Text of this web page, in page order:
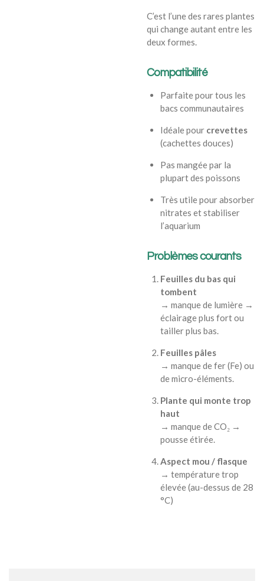
C’est l’une des rares plantes
qui change autant entre les
deux formes.
Compatibilité
Parfaite pour tous les
bacs communautaires
Idéale pour crevettes
(cachettes douces)
Pas mangée par la
plupart des poissons
Très utile pour absorber
nitrates et stabiliser
l’aquarium
Problèmes courants
Feuilles du bas qui
tombent
→ manque de lumière →
éclairage plus fort ou
tailler plus bas.
Feuilles pâles
→ manque de fer (Fe) ou
de micro-éléments.
Plante qui monte trop
haut
→ manque de CO₂ →
pousse étirée.
Aspect mou / flasque
→ température trop
élevée (au-dessus de 28
°C)